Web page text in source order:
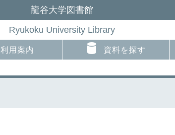
龍谷大学図書館
Ryukoku University Library
利用案内 資料を探す